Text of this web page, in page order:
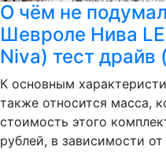
О чём не
Шевроле Нива
Niva) тест драйв
К основным
также относится масса,
стоимость этого
рублей, в зависимости